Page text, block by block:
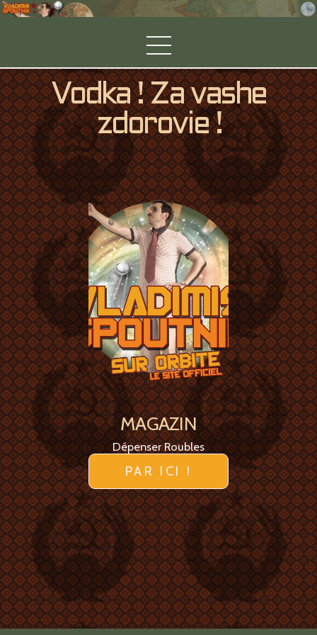
Vodka ! Za vashe
zdorovie !
MAGAZIN
Dépenser Roubles
PAR ICI !